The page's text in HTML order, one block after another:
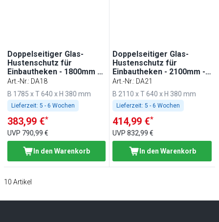
Doppelseitiger Glas-
Hustenschutz für
Einbautheken - 1800mm -
für BA186, WA186, KA186,
PA186 & EA186
Art.-Nr.: DA18
B 1785 x T 640 x H 380 mm
Lieferzeit: 5 - 6 Wochen
383,99 €*
UVP 790,99 €
In den Warenkorb
Doppelseitiger Glas-
Hustenschutz für
Einbautheken - 2100mm -
für BA216, WA216, KA216,
PA216 & EA216
Art.-Nr.: DA21
B 2110 x T 640 x H 380 mm
Lieferzeit: 5 - 6 Wochen
414,99 €*
UVP832,99 €
In den Warenkorb
10 Artikel